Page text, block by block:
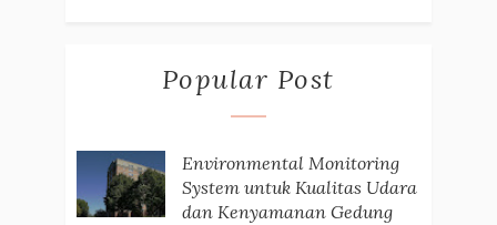
Popular Post
Environmental Monitoring
System untuk Kualitas Udara
dan Kenyamanan Gedung